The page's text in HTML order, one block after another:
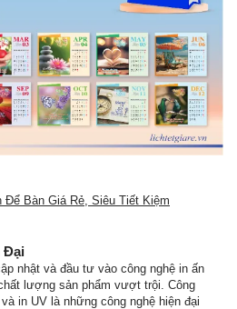
Để Bàn Giá Rẻ, Siêu Tiết Kiệm
Đại
nhật và đầu tư vào công nghệ in ấn
lượng sản phẩm vượt trội. Công
in UV là những công nghệ hiện đại